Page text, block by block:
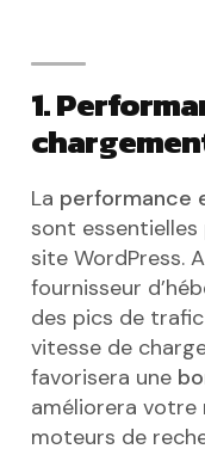
1.
La performance
sont
site WordPress.
fournisseur
des pics de
vitesse de
favorisera une
améliorera votre
moteurs de